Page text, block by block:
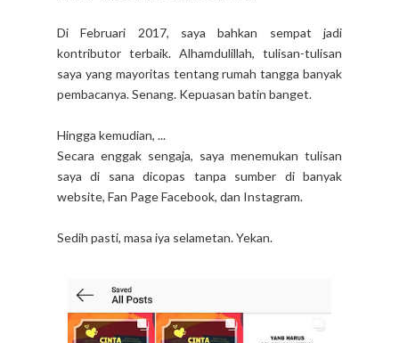
Di Februari 2017, saya bahkan sempat jadi
kontributor terbaik. Alhamdulillah, tulisan-tulisan
saya yang mayoritas tentang rumah tangga banyak
pembacanya. Senang. Kepuasan batin banget.
Hingga kemudian, ...
Secara enggak sengaja, saya menemukan tulisan
saya di sana dicopas tanpa sumber di banyak
website, Fan Page Facebook, dan Instagram.
Sedih pasti, masa iya selametan. Yekan.